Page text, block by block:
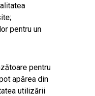
pentru un
pentru
apărea din
utilizării